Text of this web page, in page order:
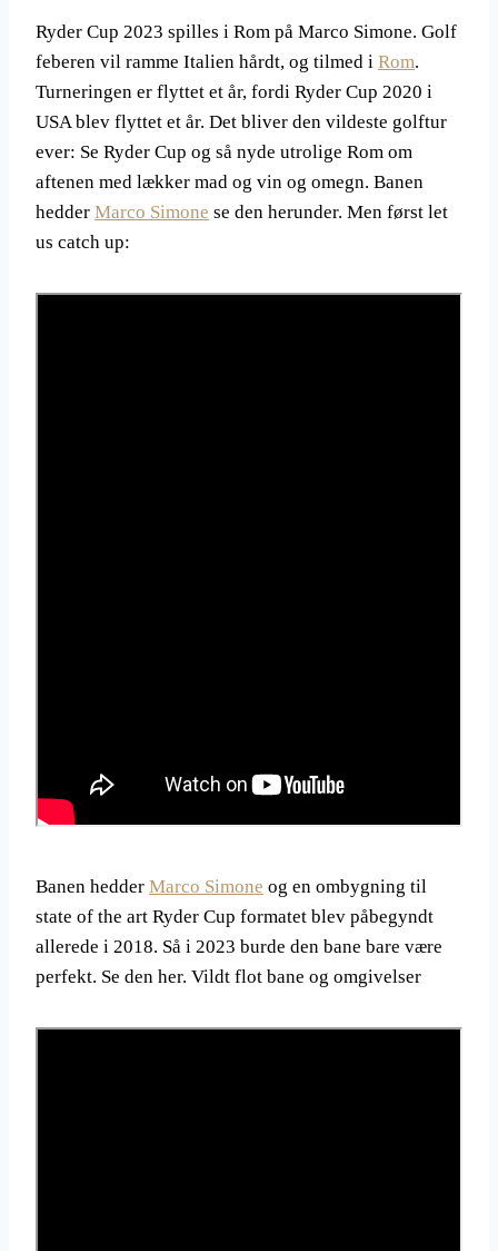
Ryder Cup 2023 spilles i Rom på Marco Simone. Golf
feberen vil ramme Italien hårdt, og tilmed i Rom.
Turneringen er flyttet et år, fordi Ryder Cup 2020 i
USA blev flyttet et år. Det bliver den vildeste golftur
ever: Se Ryder Cup og så nyde utrolige Rom om
aftenen med lækker mad og vin og omegn. Banen
hedder Marco Simone se den herunder. Men først let
us catch up:
Banen hedder Marco Simone og en ombygning til
state of the art Ryder Cup formatet blev påbegyndt
allerede i 2018. Så i 2023 burde den bane bare være
perfekt. Se den her. Vildt flot bane og omgivelser